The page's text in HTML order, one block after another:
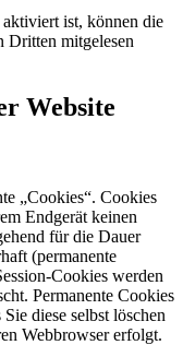
ist, können die
Dritten mitgelesen
Website
„Cookies“. Cookies
Endgerät keinen
für die Dauer
(permanente
Cookies werden
Permanente Cookies
diese selbst löschen
Webbrowser erfolgt.